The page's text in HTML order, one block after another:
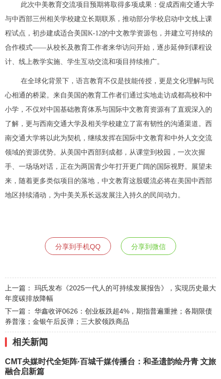
此次中美教育交流项目预期将取得多项成果：促成西南交通大学
与中西部三州相关学校建立长期联系，推动部分学校启动中文线上课
程试点，初步建成适合美国K-12的中文教学资源包，并建立可持续的
合作模式——从校长及教育工作者来华访问开始，逐步延伸到课程设
计、线上教学实施、学生互动交流和项目持续推广。
在全球化背景下，语言教育不仅是技能传授，更是文化理解与民
心相通的桥梁。来自美国的教育工作者们通过实地走访成都高校和中
小学，不仅对中国基础教育体系与国际中文教育资源有了直观深入的
了解，更与西南交通大学及相关学校建立了富有韧性的沟通渠道。西
南交通大学将以此为契机，继续发挥在国际中文教育和中外人文交流
领域的资源优势。从美国中西部到成都，从课堂到校园，一次次握
手、一场场对话，正在为两国青少年打开更广阔的国际视野。展望未
来，随着更多类似项目的落地，中文教育这股暖流必将在美国中西部
地区持续涌动，为中美关系长远发展注入持久的民间动力。
分享到手机QQ 分享到微信
上一篇： 玛氏发布《2025一代人的可持续发展报告》，实现历史最大
年度碳排放降幅
下一篇： 华鑫收评0626：创业板跌超4%，期指普遍重挫；各期限债
券普涨；金银午后反弹；三大胶领跌商品
相关新闻
CMT央媒时代全矩阵·百城千媒传播台：和圣遗韵绘丹青 文旅
融合启新篇